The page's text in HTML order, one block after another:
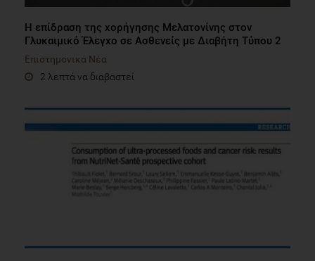
Η επίδραση της χορήγησης Μελατονίνης στον
Γλυκαιμικό Έλεγχο σε Ασθενείς με Διαβήτη Τύπου 2
Επιστημονικά Νέα
2 λεπτά να διαβαστεί